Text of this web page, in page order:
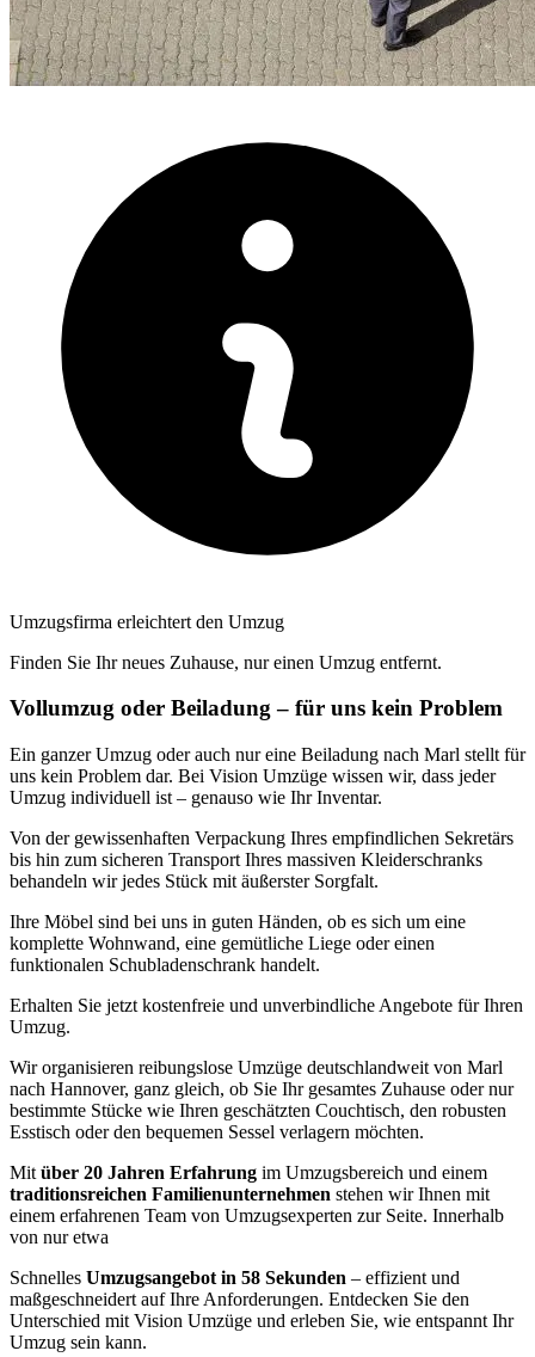
Umzugsfirma erleichtert den Umzug
Finden Sie Ihr neues Zuhause, nur einen Umzug entfernt.
Vollumzug oder Beiladung – für uns kein Problem
Ein ganzer Umzug oder auch nur eine Beiladung nach Marl stellt für
uns kein Problem dar. Bei Vision Umzüge wissen wir, dass jeder
Umzug individuell ist – genauso wie Ihr Inventar.
Von der gewissenhaften Verpackung Ihres empfindlichen Sekretärs
bis hin zum sicheren Transport Ihres massiven Kleiderschranks
behandeln wir jedes Stück mit äußerster Sorgfalt.
Ihre Möbel sind bei uns in guten Händen, ob es sich um eine
komplette Wohnwand, eine gemütliche Liege oder einen
funktionalen Schubladenschrank handelt.
Erhalten Sie jetzt kostenfreie und unverbindliche Angebote für Ihren
Umzug.
Wir organisieren reibungslose Umzüge deutschlandweit von Marl
nach Hannover, ganz gleich, ob Sie Ihr gesamtes Zuhause oder nur
bestimmte Stücke wie Ihren geschätzten Couchtisch, den robusten
Esstisch oder den bequemen Sessel verlagern möchten.
Mit über 20 Jahren Erfahrung im Umzugsbereich und einem
traditionsreichen Familienunternehmen stehen wir Ihnen mit
einem erfahrenen Team von Umzugsexperten zur Seite. Innerhalb
von nur etwa
Schnelles Umzugsangebot in 58 Sekunden – effizient und
maßgeschneidert auf Ihre Anforderungen. Entdecken Sie den
Unterschied mit Vision Umzüge und erleben Sie, wie entspannt Ihr
Umzug sein kann.